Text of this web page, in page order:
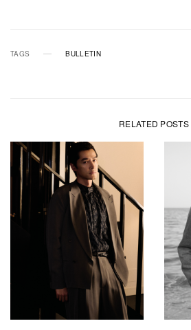
TAGS BULLETIN
RELATED POSTS